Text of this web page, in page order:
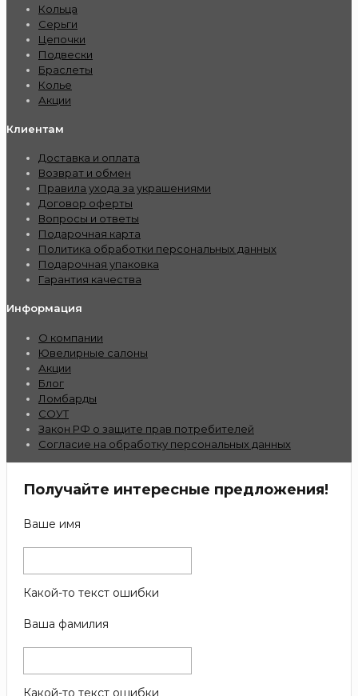
Кольца
Серьги
Цепочки
Подвески
Браслеты
Колье
Акции
Клиентам
Доставка и оплата
Возврат и обмен
Правила ухода за украшениями
Договор оферты
Вопросы и ответы
Подарочная карта
Политика обработки персональных данных
Подарочная упаковка
Гарантия качества
Информация
О компании
Ювелирные салоны
Акции
Блог
Ломбарды
СОУТ
Закон РФ о защите прав потребителей
Согласие на обработку персональных данных
Получайте интересные предложения!
Ваше имя
Какой-то текст ошибки
Ваша фамилия
Какой-то текст ошибки